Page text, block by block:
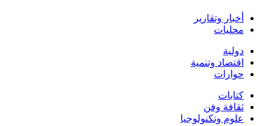
أخبار وتقارير
محليات
دولية
اقتصاد وتنمية
حوارات
كتابات
ثقافة وفن
علوم وتكنولوجيا